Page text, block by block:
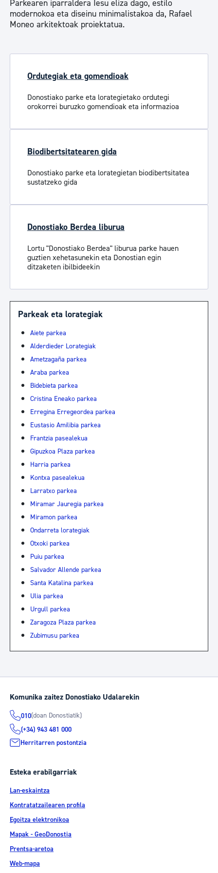
Parkearen iparraldera Iesu eliza dago, estilo
modernokoa eta diseinu minimalistakoa da, Rafael
Moneo arkitektoak proiektatua.
Ordutegiak eta gomendioak
Donostiako parke eta lorategietako ordutegi
orokorrei buruzko gomendioak eta informazioa
Biodibertsitatearen gida
Donostiako parke eta lorategietan biodibertsitatea
sustatzeko gida
Donostiako Berdea liburua
Lortu "Donostiako Berdea" liburua parke hauen
guztien xehetasunekin eta Donostian egin
ditzaketen ibilbideekin
Parkeak eta lorategiak
Aiete parkea
Alderdieder Lorategiak
Ametzagaña parkea
Araba parkea
Bidebieta parkea
Cristina Eneako parkea
Erregina Erregeordea parkea
Eustasio Amilibia parkea
Frantzia pasealekua
Gipuzkoa Plaza parkea
Harria parkea
Kontxa pasealekua
Larratxo parkea
Miramar Jauregia parkea
Miramon parkea
Ondarreta lorategiak
Otxoki parkea
Puiu parkea
Salvador Allende parkea
Santa Katalina parkea
Ulia parkea
Urgull parkea
Zaragoza Plaza parkea
Zubimusu parkea
Komunika zaitez Donostiako Udalarekin
010(doan Donostiatik)
(+34) 943 481 000
Herritarren postontzia
Esteka erabilgarriak
Lan-eskaintza
Kontratatzailearen profila
Egoitza elektronikoa
Mapak - GeoDonostia
Prentsa-aretoa
Web-mapa